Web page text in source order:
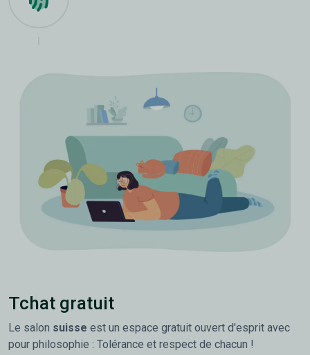
Tchat gratuit
Le salon suisse est un espace gratuit ouvert d'esprit avec
pour philosophie : Tolérance et respect de chacun !